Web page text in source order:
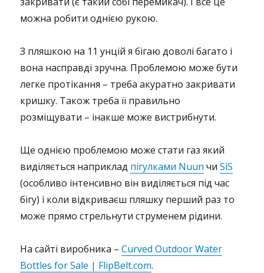
можна робити однією рукою.
З пляшкою на 11 унцій я бігаю доволі багато і
вона насправді зручна. Проблемою може бути
легке протікання – треба акуратно закривати
кришку. Також треба її правильно
розміщувати – інакше може вистрибнути.
Ще однією проблемою може стати газ який
виділяється наприклад пігулками Nuun чиSiS
(особливо інтенсивно він виділяється під час
бігу) і коли відкриваєш пляшку перший раз то
може прямо стрельнути струменем рідини.
На сайті виробника –Curved Outdoor Water
Bottles for Sale | FlipBelt.com.